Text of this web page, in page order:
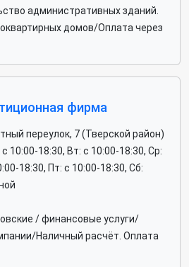
административных зданий.
домов/Оплата через
фирма
переулок, 7 (Тверской район)
c 10:00-18:30, Вт: c 10:00-18:30, Ср:
18:30, Пт: c 10:00-18:30, Сб:
/ финансовые услуги/
Наличный расчёт. Оплата